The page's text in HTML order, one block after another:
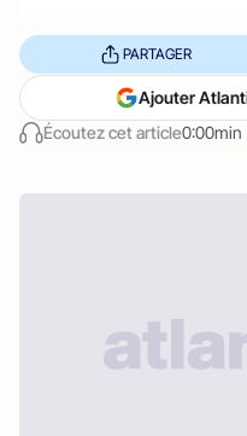
Écoutez cet article0:00min
PARTAGER
Ajouter